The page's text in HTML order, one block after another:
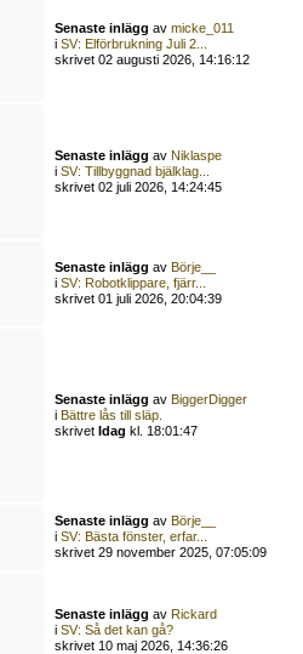
Senaste inlägg avmicke_011
iSV: Elförbrukning Juli 2...
skrivet 02 augusti 2026, 14:16:12
Senaste inlägg avNiklaspe
iSV: Tillbyggnad bjälklag...
skrivet 02 juli 2026, 14:24:45
Senaste inlägg avBörje__
iSV: Robotklippare, fjärr...
skrivet 01 juli 2026, 20:04:39
Senaste inlägg avBiggerDigger
iBättre lås till släp.
skrivetIdag kl. 18:01:47
Senaste inlägg avBörje__
iSV: Bästa fönster, erfar...
skrivet 29 november 2025, 07:05:09
Senaste inlägg avRickard
iSV: Så det kan gå?
skrivet 10 maj 2026, 14:36:26